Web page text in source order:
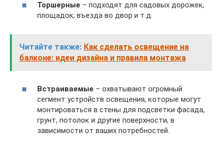
Торшерные – подходят для садовых дорожек,
площадок, въезда во двор и т.д.
Читайте также: Как сделать освещение на
балконе: идеи дизайна и правила монтажа
Встраиваемые – охватывают огромный
сегмент устройств освещения, которые могут
монтироваться в стены для подсветки фасада,
грунт, потолок и другие поверхности, в
зависимости от ваших потребностей.